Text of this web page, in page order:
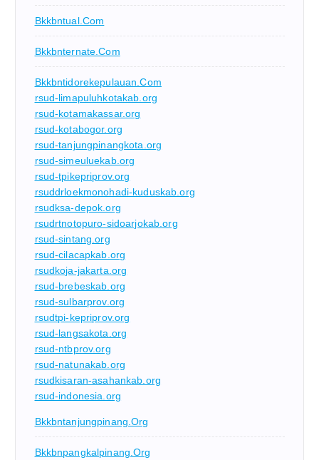
Bkkbntual.com
Bkkbnternate.com
Bkkbntidorekepulauan.com
rsud-limapuluhkotakab.org
rsud-kotamakassar.org
rsud-kotabogor.org
rsud-tanjungpinangkota.org
rsud-simeuluekab.org
rsud-tpikepriprov.org
rsuddrloekmonohadi-kuduskab.org
rsudksa-depok.org
rsudrtnotopuro-sidoarjokab.org
rsud-sintang.org
rsud-cilacapkab.org
rsudkoja-jakarta.org
rsud-brebeskab.org
rsud-sulbarprov.org
rsudtpi-kepriprov.org
rsud-langsakota.org
rsud-ntbprov.org
rsud-natunakab.org
rsudkisaran-asahankab.org
rsud-indonesia.org
Bkkbntanjungpinang.org
Bkkbnpangkalpinang.org